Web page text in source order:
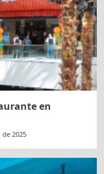
en
de 2025